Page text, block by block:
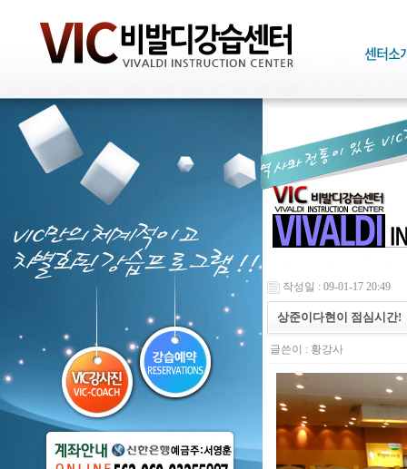
작성일 : 09-01-17 20:49
상준이다현이 점심시간!
글쓴이 : 황강사